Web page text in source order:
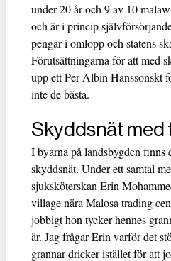
under 20 år och 9 av 10
och är i princip
pengar i omlopp och statens
Förutsättningarna för att med
upp ett Per Albin Hanssonskt
inte de bästa.
Skyddsnät med
I byarna på landsbygden finns
skyddsnät. Under ett samtal
sjuksköterskan Erin
village nära Malosa trading
jobbigt hon tycker hennes
är. Jag frågar Erin varför det
grannar dricker istället för att